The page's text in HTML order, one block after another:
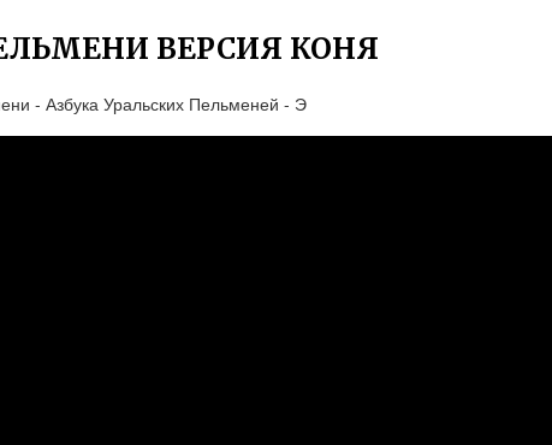
ВЕРСИЯ КОНЯ
- Азбука Уральских Пельменей - Э